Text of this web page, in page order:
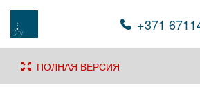
+371
ПОЛНАЯ ВЕРСИЯ